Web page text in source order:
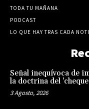
TODA TU MAÑANA
PODCAST
LO QUE HAY TRAS CADA
Señal inequívoca de
la doctrina del
3 Agosto, 2026